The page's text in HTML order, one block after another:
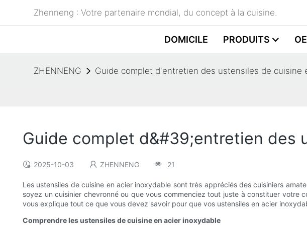
Zhenneng : Votre partenaire mondial, du concept à la cuisine.
DOMICILE PRODUITS
ZHENNENG Guide complet d'entretien des ustensiles de cuisine
Guide complet d&#39;entretien des
2025-10-03 ZHENNENG 21
Les ustensiles de cuisine en acier inoxydable sont très appréciés des cuisiniers
soyez un cuisinier chevronné ou que vous commenciez tout juste à constituer
vous explique tout ce que vous devez savoir pour que vos ustensiles en acier
Comprendre les ustensiles de cuisine en acier inoxydable